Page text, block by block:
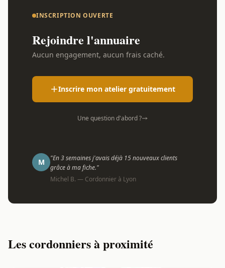
INSCRIPTION OUVERTE
Rejoindre l'annuaire
Aucun engagement, aucun frais caché.
Inscrire mon atelier gratuitement
Une question d'abord ?
M
"En 3 semaines j'avais déjà 15 nouveaux clients
grâce à ma fiche."
Michel B. — Cordonnier à Lyon
Les cordonniers à proximité